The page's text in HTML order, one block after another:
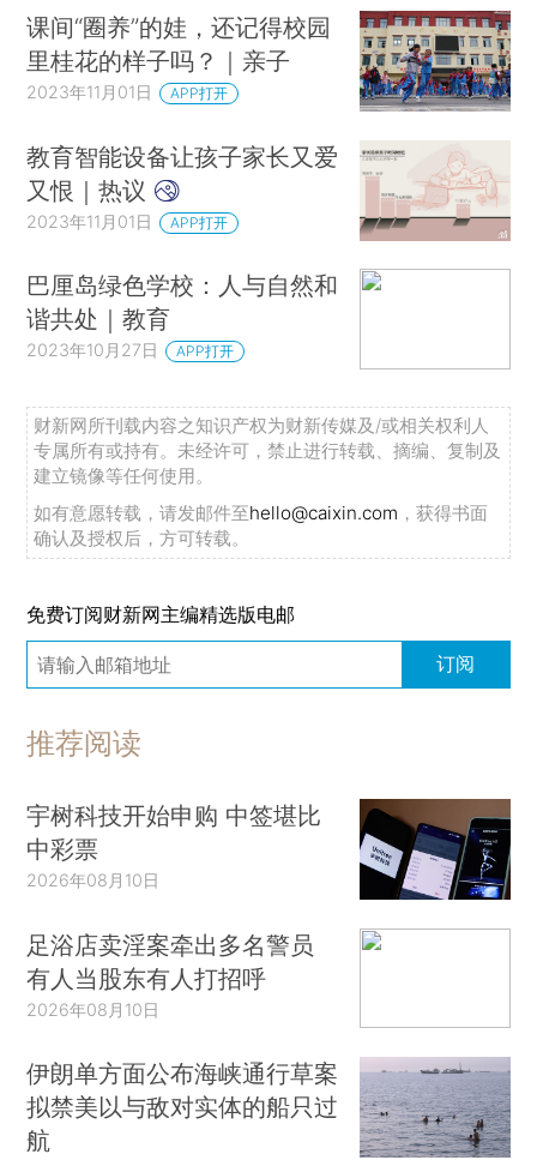
课间“圈养”的娃，还记得校园
里桂花的样子吗？｜亲子
2023年11月01日 APP打开
教育智能设备让孩子家长又爱
又恨｜热议
2023年11月01日 APP打开
巴厘岛绿色学校：人与自然和
谐共处｜教育
2023年10月27日 APP打开
财新网所刊载内容之知识产权为财新传媒及/或相关权利人
专属所有或持有。未经许可，禁止进行转载、摘编、复制及
建立镜像等任何使用。
如有意愿转载，请发邮件至hello@caixin.com ，获得书面
确认及授权后，方可转载。
免费订阅财新网主编精选版电邮
订阅
推荐阅读
宇树科技开始申购 中签堪比
中彩票
2026年08月10日
足浴店卖淫案牵出多名警员
有人当股东有人打招呼
2026年08月10日
伊朗单方面公布海峡通行草案
拟禁美以与敌对实体的船只过
航